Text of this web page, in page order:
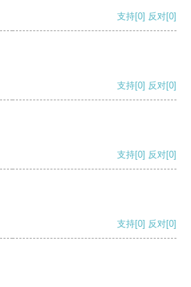
支持[0] 反对[0]
支持[0] 反对[0]
支持[0] 反对[0]
支持[0] 反对[0]